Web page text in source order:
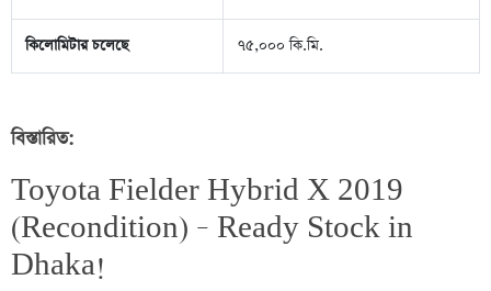
কিলোমিটার চলেছে ৭৫,০০০ কি.মি.
বিস্তারিত:
Toyota Fielder Hybrid X 2019
(Recondition) – Ready Stock in
Dhaka!